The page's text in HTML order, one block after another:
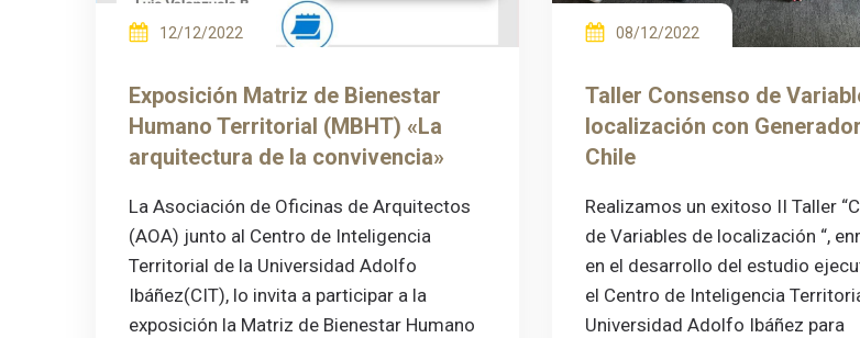
12/12/2022
Exposición Matriz de Bienestar
Humano Territorial (MBHT) «La
arquitectura de la convivencia»
La Asociación de Oficinas de Arquitectos
(AOA) junto al Centro de Inteligencia
Territorial de la Universidad Adolfo
Ibáñez(CIT), lo invita a participar a la
exposición la Matriz de Bienestar Humano
08/12/2022
Taller Consenso de
localización con
Chile
Realizamos un exitoso II Taller
de Variables de localización “,
en el desarrollo del estudio
el Centro de Inteligencia
Universidad Adolfo Ibáñez para